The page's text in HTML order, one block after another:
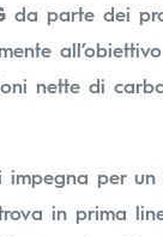
da parte dei
nette di
impegna per
in prima